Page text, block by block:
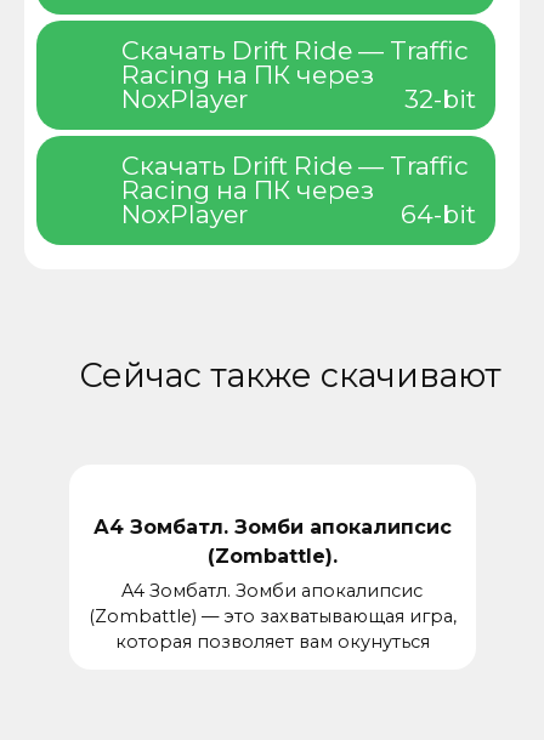
Скачать Drift Ride — Traffic
Racing на ПК через
NoxPlayer
32-bit
Скачать Drift Ride — Traffic
Racing на ПК через
NoxPlayer
64-bit
Сейчас также скачивают
А4 Зомбатл. Зомби апокалипсис
(Zombattle).
A4 Зомбатл. Зомби апокалипсис
(Zombattle) — это захватывающая игра,
которая позволяет вам окунуться